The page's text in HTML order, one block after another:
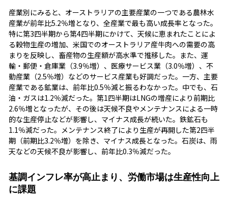
産業別にみると、オーストラリアの主要産業の一つである農林水
産業が前年比5.2％増となり、全産業で最も高い成長率となった。
特に第3四半期から第4四半期にかけて、天候に恵まれたことによ
る穀物生産の増加、米国でのオーストラリア産牛肉への需要の高
まりを反映し、畜産物の生産額が高水準で推移した。また、運
輸・郵便・倉庫業（3.9％増）、医療サービス業（3.0％増）、不
動産業（2.5％増）などのサービス産業も好調だった。一方、主要
産業である鉱業は、前年比0.5％減と振るわなかった。中でも、石
油・ガスは1.2％減だった。第1四半期はLNGの増産により前期比
2.6％増となったが、その後は天候不良やメンテナンスによる一時
的な生産停止などが影響し、マイナス成長が続いた。鉄鉱石も
1.1％減だった。メンテナンス終了により生産が再開した第2四半
期（前期比3.2％増）を除き、マイナス成長となった。石炭は、雨
天などの天候不良が影響し、前年比0.3％減だった。
基調インフレ率が高止まり、労働市場は生産性向上
に課題